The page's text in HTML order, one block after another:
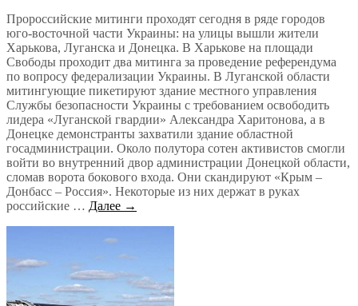
Пророссийские митинги проходят сегодня в ряде городов
юго-восточной части Украины: на улицы вышли жители
Харькова, Луганска и Донецка. В Харькове на площади
Свободы проходит два митинга за проведение референдума
по вопросу федерализации Украины. В Луганской области
митингующие пикетируют здание местного управления
Службы безопасности Украины с требованием освободить
лидера «Луганской гвардии» Александра Харитонова, а в
Донецке демонстранты захватили здание областной
госадминистрации. Около полутора сотен активистов смогли
войти во внутренний двор администрации Донецкой области,
сломав ворота бокового входа. Они скандируют «Крым –
Донбасс – Россия». Некоторые из них держат в руках
российские … Далее →